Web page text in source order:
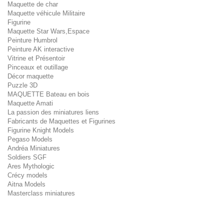
Maquette de char
Maquette véhicule Militaire
Figurine
Maquette Star Wars,Espace
Peinture Humbrol
Peinture AK interactive
Vitrine et Présentoir
Pinceaux et outillage
Décor maquette
Puzzle 3D
MAQUETTE Bateau en bois
Maquette Amati
La passion des miniatures liens
Fabricants de Maquettes et Figurines
Figurine Knight Models
Pegaso Models
Andréa Miniatures
Soldiers SGF
Ares Mythologic
Crécy models
Aitna Models
Masterclass miniatures